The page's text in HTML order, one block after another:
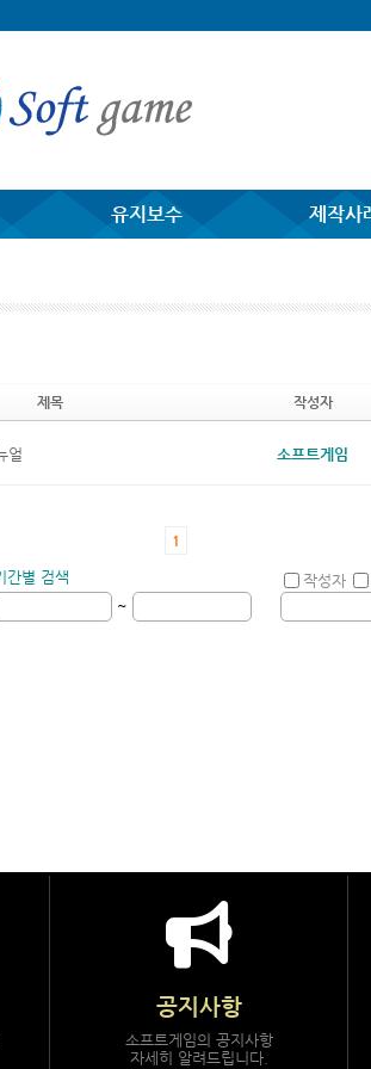
유지보수 제작사
제목 작성자
얼 소프트게임
1
간별 검색
~
작성자
공지사항
소프트게임의 공지사항
자세히 알려드립니다.